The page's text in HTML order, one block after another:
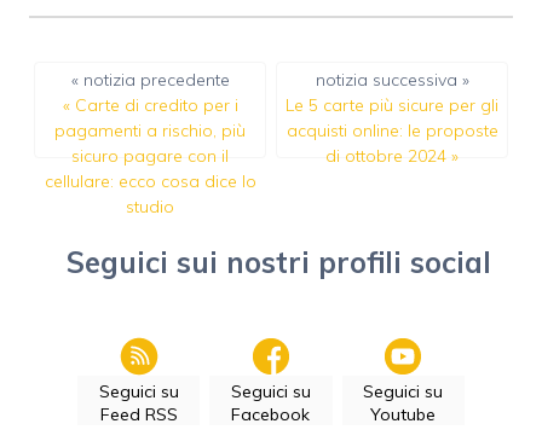
« notizia precedente
« Carte di credito per i
pagamenti a rischio, più
sicuro pagare con il
cellulare: ecco cosa dice lo
studio
notizia successiva »
Le 5 carte più sicure per gli
acquisti online: le proposte
di ottobre 2024 »
Seguici sui nostri profili social
Seguici su
Feed RSS
Seguici su
Facebook
Seguici su
Youtube